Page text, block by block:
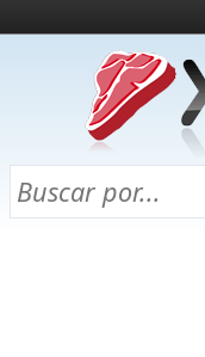
¿Qué es esto?
Directorio
Chuletas para exámenes